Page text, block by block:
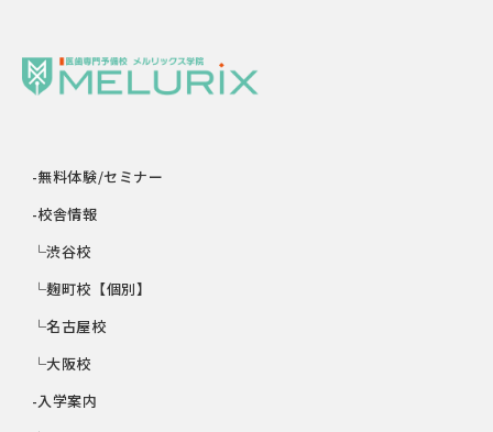
-無料体験/セミナー
-校舎情報
└渋谷校
└麹町校【個別】
└名古屋校
└大阪校
-入学案内